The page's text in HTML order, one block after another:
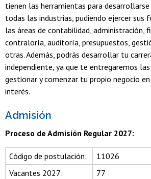
tienen las herramientas para desarrollarse
todas las industrias, pudiendo ejercer sus
las áreas de contabilidad, administración,
contraloría, auditoría, presupuestos,
otras. Además, podrás desarrollar tu
independiente, ya que te entregaremos
gestionar y comenzar tu propio negocio
interés.
Admisión
Proceso de Admisión Regular 2027:
Código de postulación:
11026
Vacantes 2027:
77